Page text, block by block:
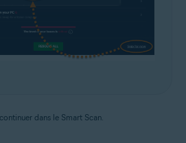
dans le Smart Scan.